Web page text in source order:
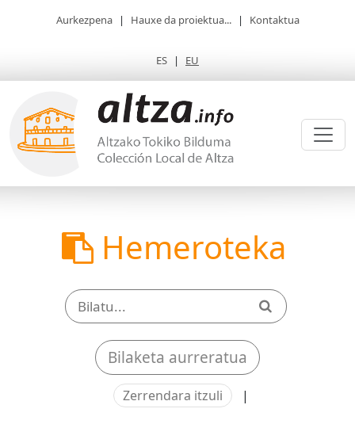
Aurkezpena | Hauxe da proiektua... | Kontaktua
ES | EU
Hemeroteka
Bilaketa aurreratua
Zerrendara itzuli |